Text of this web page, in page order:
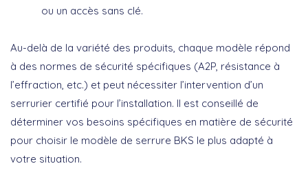
ou un accès sans clé.
Au-delà de la variété des produits, chaque modèle répond
à des normes de sécurité spécifiques (A2P, résistance à
l’effraction, etc.) et peut nécessiter l’intervention d’un
serrurier certifié pour l’installation. Il est conseillé de
déterminer vos besoins spécifiques en matière de sécurité
pour choisir le modèle de serrure BKS le plus adapté à
votre situation.